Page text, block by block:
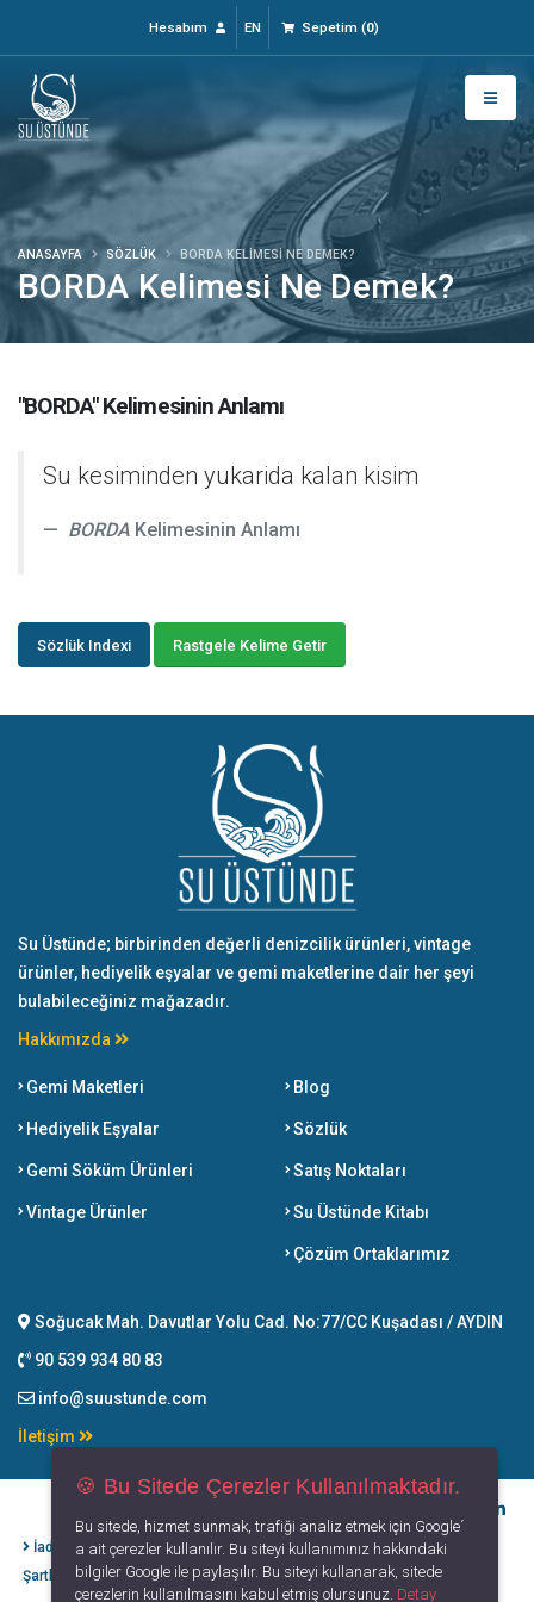
Hesabım EN Sepetim (0)
BORDA Kelimesi Ne Demek?
ANASAYFA SÖZLÜK BORDA KELIMESI NE DEMEK?
"BORDA" Kelimesinin Anlamı
Su kesiminden yukarida kalan kisim
BORDA Kelimesinin Anlamı
Sözlük Indexi Rastgele Kelime Getir
Su Üstünde; birbirinden değerli denizcilik ürünleri, vintage
ürünler, hediyelik eşyalar ve gemi maketlerine dair her şeyi
bulabileceğiniz mağazadır.
Hakkımızda
Gemi Maketleri
Hediyelik Eşyalar
Gemi Söküm Ürünleri
Vintage Ürünler
Blog
Sözlük
Satış Noktaları
Su Üstünde Kitabı
Çözüm Ortaklarımız
Soğucak Mah. Davutlar Yolu Cad. No:77/CC Kuşadası / AYDIN
90 539 934 80 83
info@suustunde.com
İletişim
İade İptal
Şartları
Kişisel Verilerin
Korunması
Gizlilik
Politikası
Kullanım
Koşulları
🍪 Bu Sitede Çerezler Kullanılmaktadır.
Bu sitede, hizmet sunmak, trafiği analiz etmek için Google´
a ait çerezler kullanılır. Bu siteyi kullanımınız hakkındaki
bilgiler Google ile paylaşılır. Bu siteyi kullanarak, sitede
çerezlerin kullanılmasını kabul etmiş olursunuz. Detay